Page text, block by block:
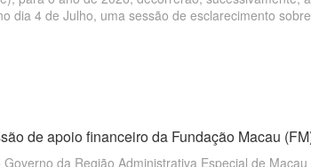
dia 4 de Julho, uma sessão de esclarecimento
de 2026, contando com a participação de mais de
de apoio financeiro da Fundação Macau
da Região Administrativa Especial de Macau